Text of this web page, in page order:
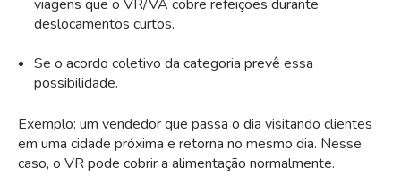
viagens que o VR/VA cobre refeições durante
deslocamentos curtos.
Se o acordo coletivo da categoria prevê essa
possibilidade.
Exemplo: um vendedor que passa o dia visitando clientes
em uma cidade próxima e retorna no mesmo dia. Nesse
caso, o VR pode cobrir a alimentação normalmente.